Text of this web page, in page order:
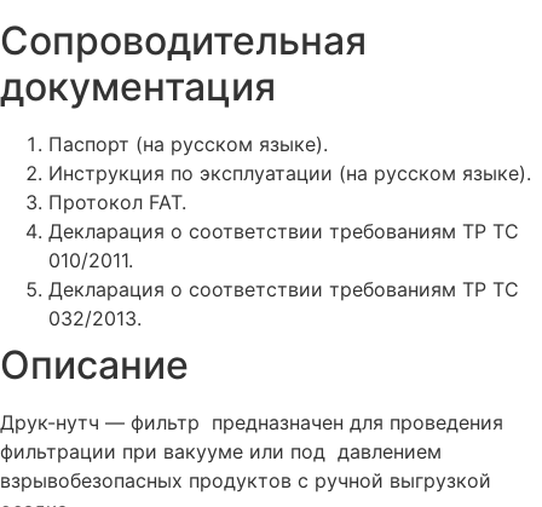
Сопроводительная
документация
Паспорт (на русском языке).
Инструкция по эксплуатации (на русском языке).
Протокол FAT.
Декларация о соответствии требованиям ТР ТС
010/2011.
Декларация о соответствии требованиям ТР ТС
032/2013.
Описание
Друк-нутч — фильтр предназначен для проведения
фильтрации при вакууме или под давлением
взрывобезопасных продуктов с ручной выгрузкой